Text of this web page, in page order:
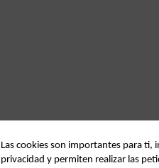
Las cookies son importantes para ti,
privacidad y permiten realizar las